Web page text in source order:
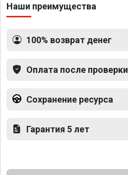
Наши преимущества
100% возврат денег
Оплата после проверки
Сохранение ресурса
Гарантия 5 лет